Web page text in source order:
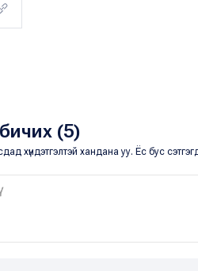
(5)
хүндэтгэлтэй хандана уу. Ёс бус